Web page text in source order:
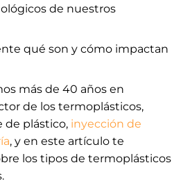
de nuestros
qué son y cómo impactan
más de 40 años en
de los termoplásticos,
de plástico, inyección de
, y en este artículo te
los tipos de termoplásticos